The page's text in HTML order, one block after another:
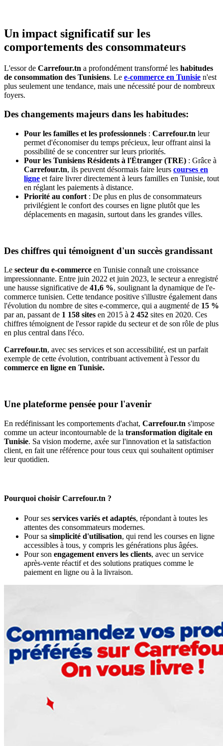
Un impact significatif sur les
comportements des consommateurs
L'essor de Carrefour.tn a profondément transformé les habitudes
de consommation des Tunisiens. Le e-commerce en Tunisie n'est
plus seulement une tendance, mais une nécessité pour de nombreux
foyers.
Des changements majeurs dans les habitudes:
Pour les familles et les professionnels : Carrefour.tn leur
permet d'économiser du temps précieux, leur offrant ainsi la
possibilité de se concentrer sur leurs priorités.
Pour les Tunisiens Résidents à l'Étranger (TRE) : Grâce à
Carrefour.tn, ils peuvent désormais faire leurs courses en
ligne et faire livrer directement à leurs familles en Tunisie, tout
en réglant les paiements à distance.
Priorité au confort : De plus en plus de consommateurs
privilégient le confort des courses en ligne plutôt que les
déplacements en magasin, surtout dans les grandes villes.
Des chiffres qui témoignent d'un succès grandissant
Le secteur du e-commerce en Tunisie connaît une croissance
impressionnante. Entre juin 2022 et juin 2023, le secteur a enregistré
une hausse significative de 41,6 %, soulignant la dynamique de l'e-
commerce tunisien. Cette tendance positive s'illustre également dans
l'évolution du nombre de sites e-commerce, qui a augmenté de 15 %
par an, passant de 1 158 sites en 2015 à 2 452 sites en 2020. Ces
chiffres témoignent de l'essor rapide du secteur et de son rôle de plus
en plus central dans l'éco.
Carrefour.tn, avec ses services et son accessibilité, est un parfait
exemple de cette évolution, contribuant activement à l'essor du
commerce en ligne en Tunisie.
Une plateforme pensée pour l'avenir
En redéfinissant les comportements d'achat, Carrefour.tn s'impose
comme un acteur incontournable de la transformation digitale en
Tunisie. Sa vision moderne, axée sur l'innovation et la satisfaction
client, en fait une référence pour tous ceux qui souhaitent optimiser
leur quotidien.
Pourquoi choisir Carrefour.tn ?
Pour ses services variés et adaptés, répondant à toutes les
attentes des consommateurs modernes.
Pour sa simplicité d'utilisation, qui rend les courses en ligne
accessibles à tous, y compris les générations plus âgées.
Pour son engagement envers les clients, avec un service
après-vente réactif et des solutions pratiques comme le
paiement en ligne ou à la livraison.